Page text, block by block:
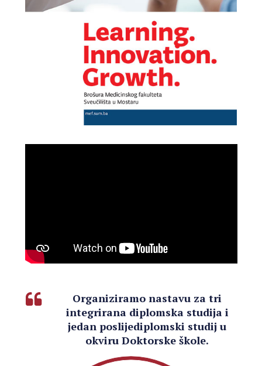
Organiziramo nastavu za tri
integrirana diplomska studija i
jedan poslijediplomski studij u
okviru Doktorske škole.